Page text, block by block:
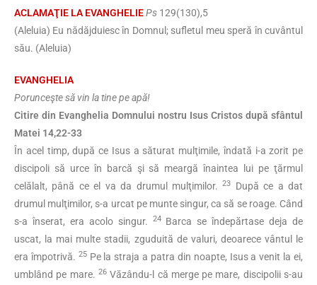
ACLAMAŢIE LA EVANGHELIEPs 129(130),5
(Aleluia) Eu nădăjduiesc în Domnul; sufletul meu speră în cuvântul
său. (Aleluia)
EVANGHELIA
Porunceşte să vin la tine pe apă!
Citire din Evanghelia Domnului nostru Isus Cristos după sfântul
Matei 14,22-33
În acel timp, după ce Isus a săturat mulţimile, îndată i-a zorit pe
discipoli să urce în barcă şi să meargă înaintea lui pe ţărmul
celălalt, până ce el va da drumul mulţimilor.23
După ce a dat
drumul mulţimilor, s-a urcat pe munte singur, ca să se roage. Când
s-a înserat, era acolo singur.
24Barca se îndepărtase deja de
uscat, la mai multe stadii, zguduită de valuri, deoarece vântul le
era împotrivă. 25Pe la straja a patra din noapte, Isus a venit la ei,
umblând pe mare. 26Văzându-l că merge pe mare, discipolii s-au